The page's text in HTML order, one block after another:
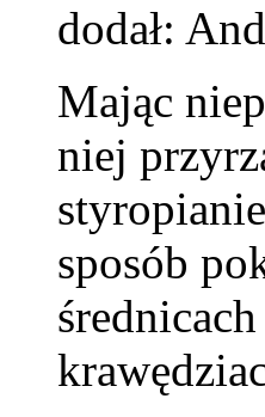
dodał:
Mając
niej
sposób